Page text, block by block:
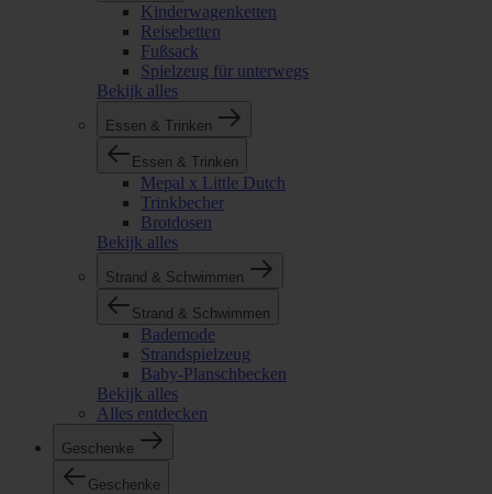
Kinderwagenketten
Reisebetten
Fußsack
Spielzeug für unterwegs
Bekijk alles
Essen & Trinken
Essen & Trinken
Mepal x Little Dutch
Trinkbecher
Brotdosen
Bekijk alles
Strand & Schwimmen
Strand & Schwimmen
Bademode
Strandspielzeug
Baby-Planschbecken
Bekijk alles
Alles entdecken
Geschenke
Geschenke